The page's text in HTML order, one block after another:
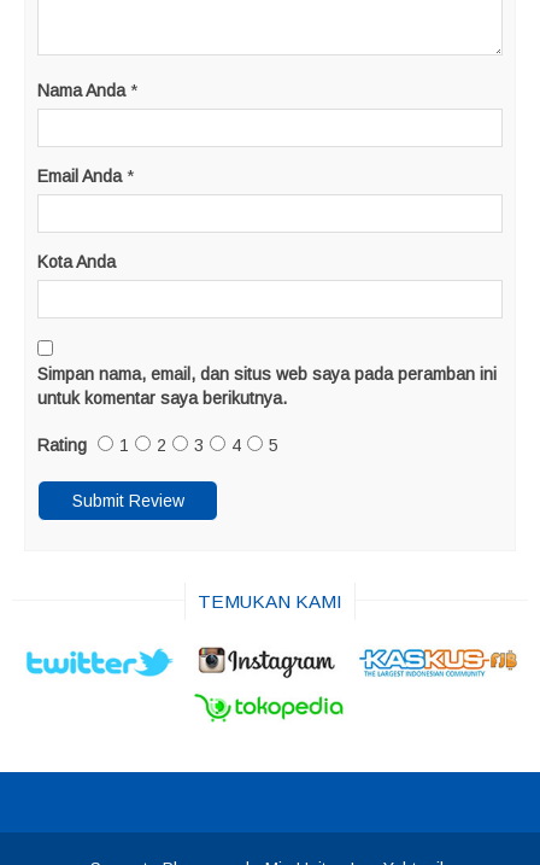
Nama Anda *
Email Anda *
Kota Anda
Simpan nama, email, dan situs web saya pada peramban ini
untuk komentar saya berikutnya.
Rating 1 2 3 4 5
TEMUKAN KAMI